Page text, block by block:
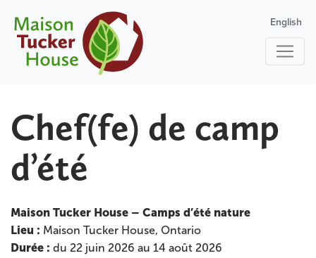
English
Chef(fe) de camp
d’été
Maison Tucker House – Camps d’été nature
Lieu : Maison Tucker House, Ontario
Durée : du 22 juin 2026 au 14 août 2026